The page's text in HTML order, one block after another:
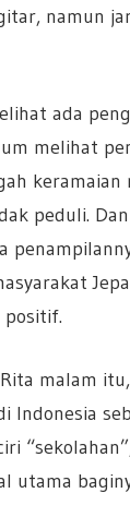
namun
ada
melihat
keramaian
peduli.
positif.
malam
Indonesia
utama